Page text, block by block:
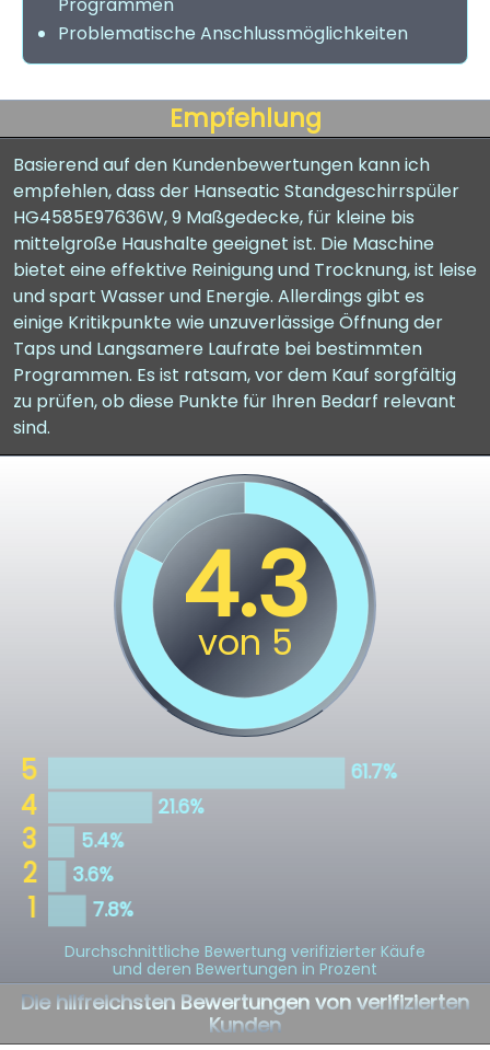
Problematische Anschlussmöglichkeiten
Empfehlung
Basierend auf den Kundenbewertungen kann ich
empfehlen, dass der Hanseatic Standgeschirrspüler
HG4585E97636W, 9 Maßgedecke, für kleine bis
mittelgroße Haushalte geeignet ist. Die Maschine
bietet eine effektive Reinigung und Trocknung, ist leise
und spart Wasser und Energie. Allerdings gibt es
einige Kritikpunkte wie unzuverlässige Öffnung der
Taps und Langsamere Laufrate bei bestimmten
Programmen. Es ist ratsam, vor dem Kauf sorgfältig
zu prüfen, ob diese Punkte für Ihren Bedarf relevant
sind.
Durchschnittliche Bewertung verifizierter Käufe
und deren Bewertungen in Prozent
Die hilfreichsten Bewertungen von verifizierten
Kunden